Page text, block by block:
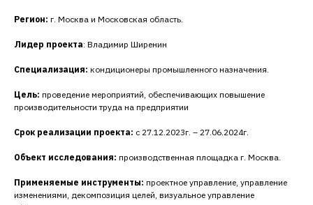
Регион: г. Москва и Московская область.
Лидер проекта: Владимир Ширенин
Специализация: кондиционеры промышленного назначения.
Цель: проведение мероприятий, обеспечивающих повышение
производительности труда на предприятии
Срок реализации проекта: с 27.12.2023г. – 27.06.2024г.
Объект исследования: производственная площадка г. Москва.
Применяемые инструменты: проектное управление, управление
изменениями, декомпозиция целей, визуальное управление